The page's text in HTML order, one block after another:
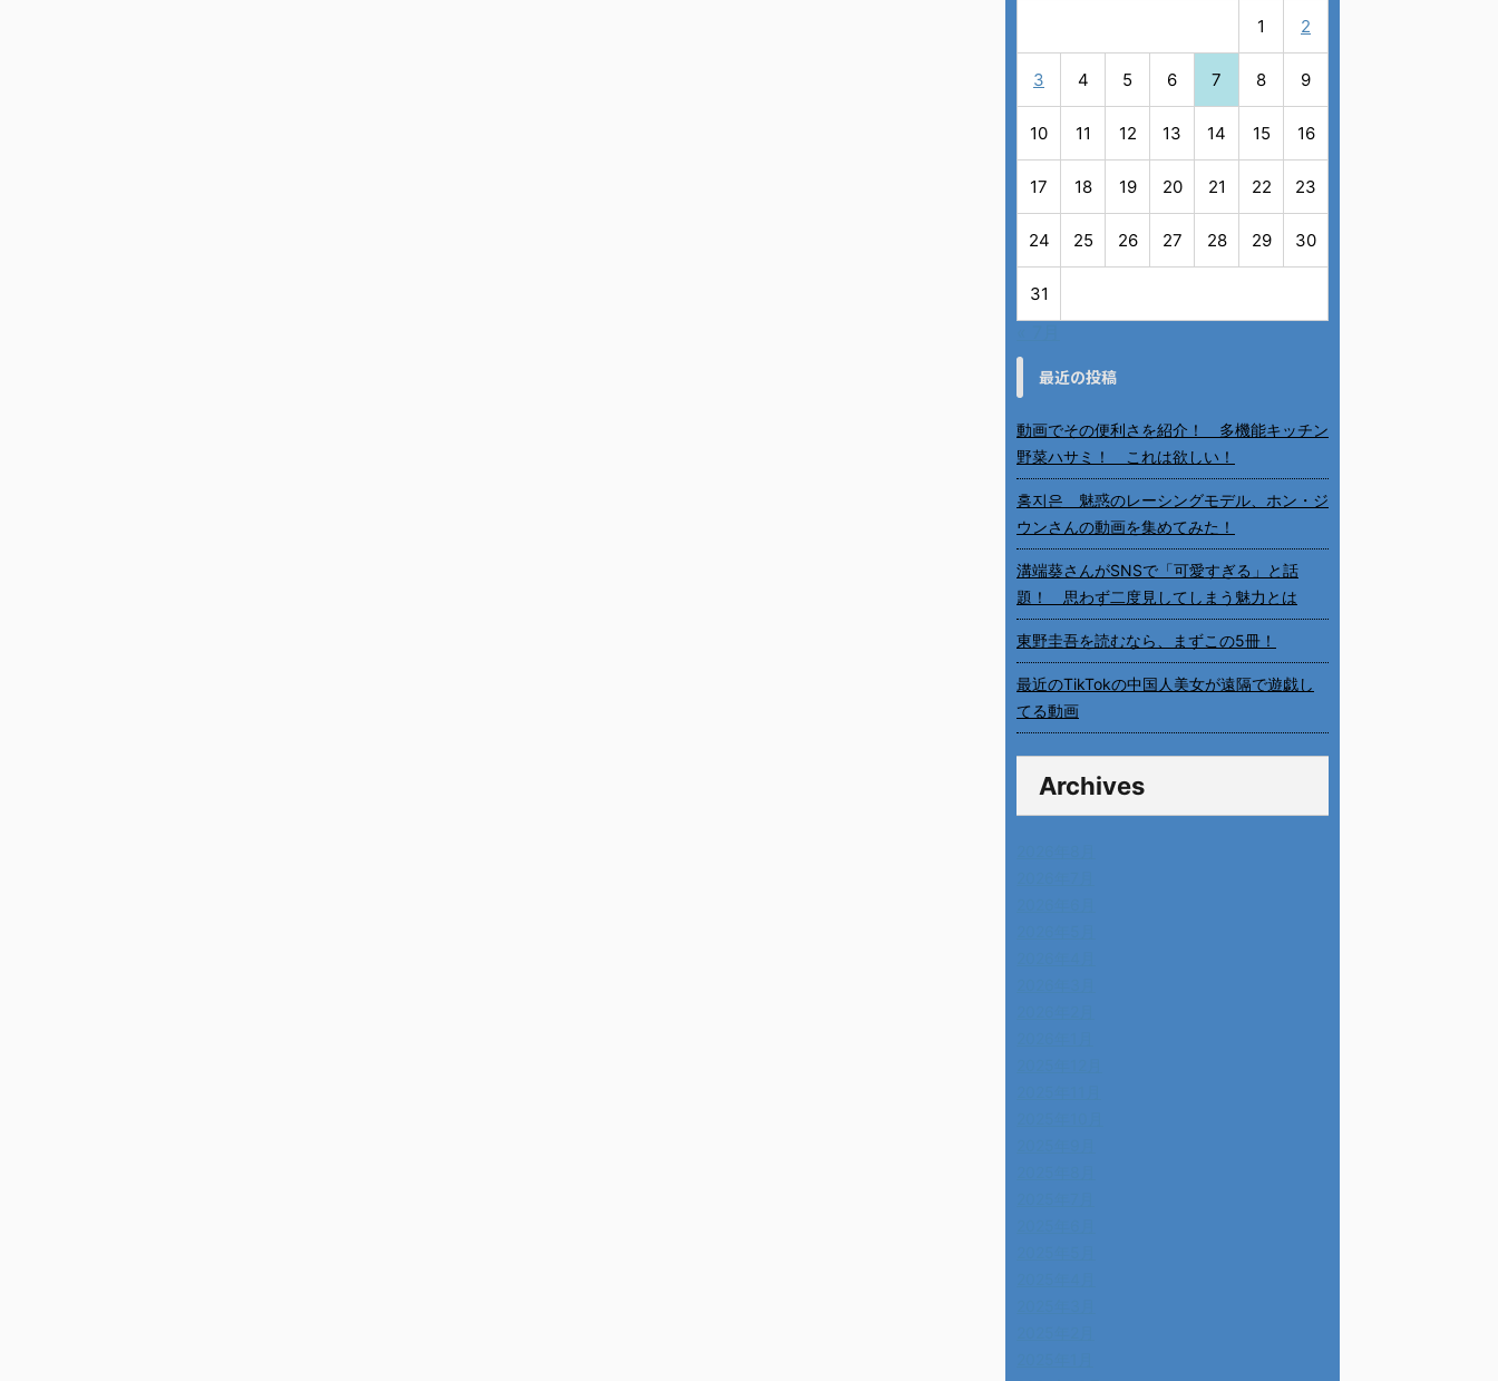
1 2
3 4 5 6 7 8 9
10 11 12 13 14 15 16
17 18 19 20 21 22 23
24 25 26 27 28 29 30
31
最近の投稿
動画でその便利さを紹介！ 多機能キッチン
野菜ハサミ！ これは欲しい！
홍지은 魅惑のレーシングモデル、ホン・ジ
ウンさんの動画を集めてみた！
溝端葵さんがSNSで「可愛すぎる」と話
題！ 思わず二度見してしまう魅力とは
東野圭吾を読むなら、まずこの5冊！
最近のTikTokの中国人美女が遠隔で遊戯し
てる動画
Archives